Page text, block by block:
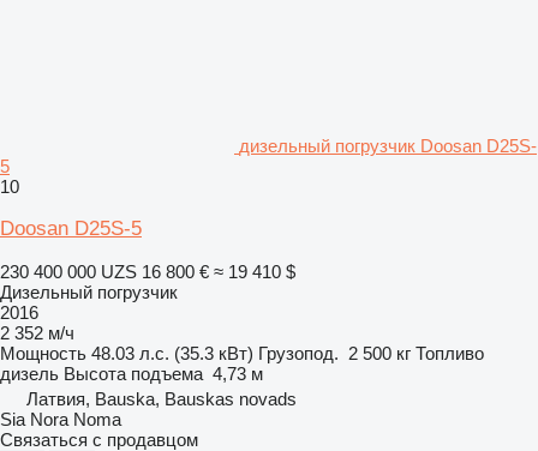
дизельный погрузчик Doosan D25S-
5
10
Doosan D25S-5
230 400 000 UZS 16 800 € ≈ 19 410 $
Дизельный погрузчик
2016
2 352 м/ч
Мощность 48.03 л.с. (35.3 кВт) Грузопод. 2 500 кг Топливо
дизель Высота подъема 4,73 м
Латвия, Bauska, Bauskas novads
Sia Nora Noma
Связаться с продавцом